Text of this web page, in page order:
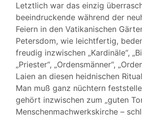
Letztlich war das einzig
beeindruckende während der
Feiern in den Vatikanischen
Petersdom, wie leichtfertig,
freudig inzwischen „Kardinäle“,
„Priester“, „Ordensmänner“,
Laien an diesen heidnischen
Man muß ganz nüchtern
gehört inzwischen zum „guten
Menschenmachwerkskirche –